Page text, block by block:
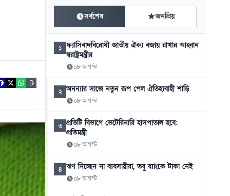
সর্বশেষ জনপ্রিয়
১ ফ্যাসিবাদবিরোধী জাতীয় ঐক্য বজায় রাখার আহ্বান
স্বরাষ্ট্রমন্ত্রীর
০৮ আগস্ট
২ অনন্যার সাজে নতুন রূপ পেল ঐতিহ্যবাহী শাড়ি
০৮ আগস্ট
৩ প্রতিটি বিভাগে ভেটেরিনারি হাসপাতাল হবে:
প্রতিমন্ত্রী
০৮ আগস্ট
৪ ঋণ নিচ্ছেন না ব্যবসায়ীরা, তবু ব্যাংকে টাকা নেই
০৮ আগস্ট